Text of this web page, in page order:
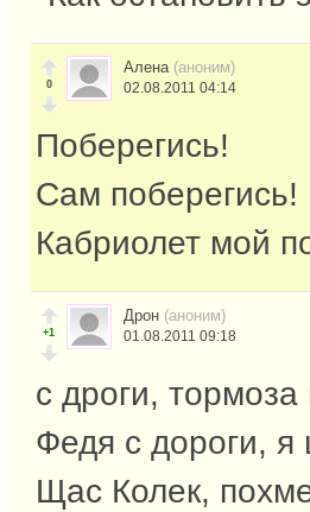
0
Алена (аноним)
02.08.2011 04:14
Поберегись!
Сам поберегись!
Кабриолет мой
+1
Дрон (аноним)
01.08.2011 09:18
с дроги,
Федя с дороги,
Щас Колек,